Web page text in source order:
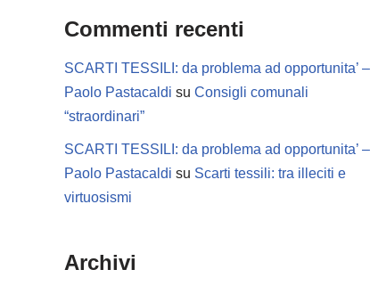
Commenti recenti
SCARTI TESSILI: da problema ad opportunita’ –
Paolo Pastacaldi su Consigli comunali
“straordinari”
SCARTI TESSILI: da problema ad opportunita’ –
Paolo Pastacaldi su Scarti tessili: tra illeciti e
virtuosismi
Archivi